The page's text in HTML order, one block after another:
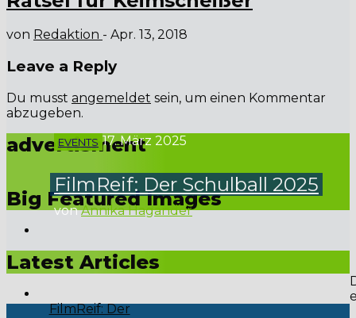
von Redaktion - Apr. 13, 2018
Leave a Reply
Du musst angemeldet sein, um einen Kommentar
abzugeben.
advertisment
Big Featured Images
EVENTS 17. März 2025
FilmReif: Der Schulball 2025
vonAnnika Hagander
des Jahres: unser Schulball unter dem schillernden Motto...
Latest Articles
FilmReif: Der